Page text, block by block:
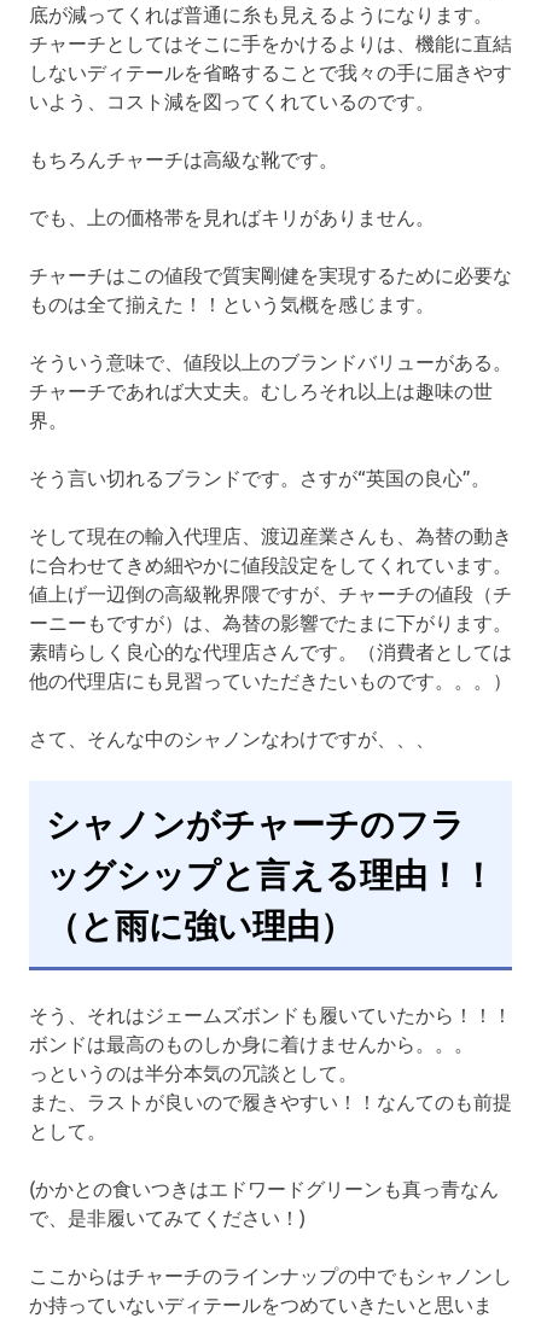
底が減ってくれば普通に糸も見えるようになります。
チャーチとしてはそこに手をかけるよりは、機能に直結
しないディテールを省略することで我々の手に届きやす
いよう、コスト減を図ってくれているのです。
もちろんチャーチは高級な靴です。
でも、上の価格帯を見ればキリがありません。
チャーチはこの値段で質実剛健を実現するために必要な
ものは全て揃えた！！という気概を感じます。
そういう意味で、値段以上のブランドバリューがある。
チャーチであれば大丈夫。むしろそれ以上は趣味の世
界。
そう言い切れるブランドです。さすが“英国の良心”。
そして現在の輸入代理店、渡辺産業さんも、為替の動き
に合わせてきめ細やかに値段設定をしてくれています。
値上げ一辺倒の高級靴界隈ですが、チャーチの値段（チ
ーニーもですが）は、為替の影響でたまに下がります。
素晴らしく良心的な代理店さんです。（消費者としては
他の代理店にも見習っていただきたいものです。。。）
さて、そんな中のシャノンなわけですが、、、
シャノンがチャーチのフラ
ッグシップと言える理由！！
（と雨に強い理由）
そう、それはジェームズボンドも履いていたから！！！
ボンドは最高のものしか身に着けませんから。。。
っというのは半分本気の冗談として。
また、ラストが良いので履きやすい！！なんてのも前提
として。
(かかとの食いつきはエドワードグリーンも真っ青なん
で、是非履いてみてください！)
ここからはチャーチのラインナップの中でもシャノンし
か持っていないディテールをつめていきたいと思いま